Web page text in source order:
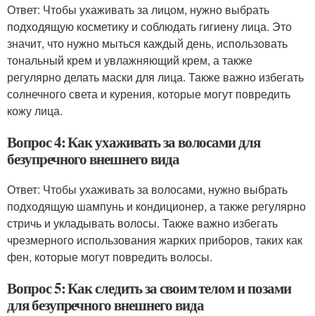
Ответ: Чтобы ухаживать за лицом, нужно выбрать
подходящую косметику и соблюдать гигиену лица. Это
значит, что нужно мыться каждый день, использовать
тональный крем и увлажняющий крем, а также
регулярно делать маски для лица. Также важно избегать
солнечного света и курения, которые могут повредить
кожу лица.
Вопрос 4: Как ухаживать за волосами для
безупречного внешнего вида
Ответ: Чтобы ухаживать за волосами, нужно выбрать
подходящую шампунь и кондиционер, а также регулярно
стричь и укладывать волосы. Также важно избегать
чрезмерного использования жарких приборов, таких как
фен, которые могут повредить волосы.
Вопрос 5: Как следить за своим телом и позами
для безупречного внешнего вида